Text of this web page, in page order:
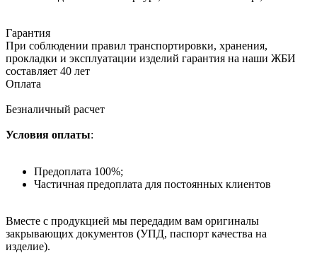
Гарантия
При соблюдении правил транспортировки, хранения,
прокладки и эксплуатации изделий гарантия на наши ЖБИ
составляет 40 лет
Оплата
Безналичный расчет
Условия оплаты:
Предоплата 100%;
Частичная предоплата для постоянных клиентов
Вместе с продукцией мы передадим вам оригиналы
закрывающих документов (УПД, паспорт качества на
изделие).